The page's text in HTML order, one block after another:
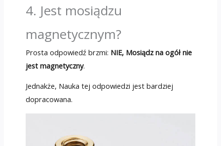
4. Jest mosiądzu
magnetycznym?
Prosta odpowiedź brzmi: NIE, Mosiądz na ogół nie
jest magnetyczny.
Jednakże, Nauka tej odpowiedzi jest bardziej
dopracowana.